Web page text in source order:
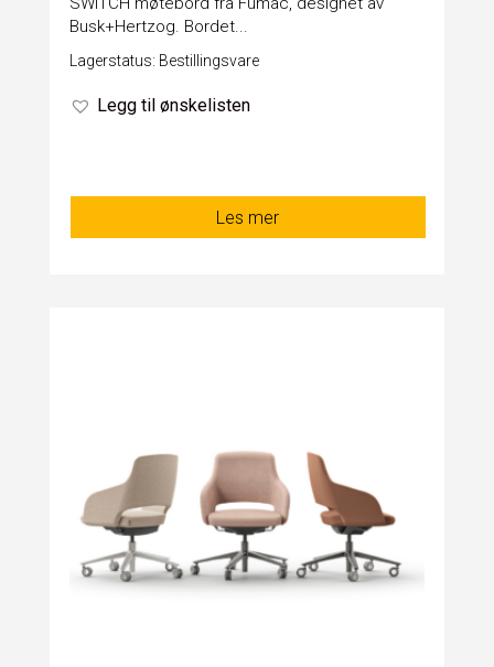
Busk+Hertzog. Bordet...
Lagerstatus: Bestillingsvare
Legg til ønskelisten
Les mer